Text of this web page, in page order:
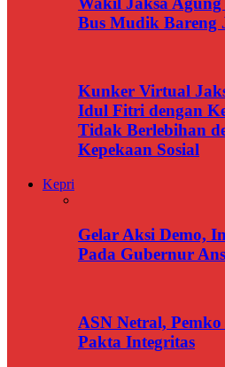
Bus Mudik Bareng
Kunker Virtual
Idul Fitri dengan
Tidak Berlebihan
Kepekaan Sosial
Kepri
Gelar Aksi Demo,
Pada Gubernur
ASN Netral,
Pakta Integritas